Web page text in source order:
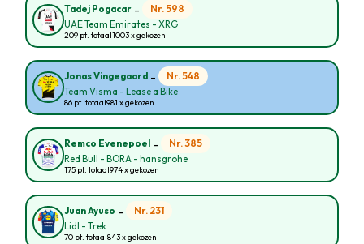
Tadej Pogacar - Nr. 598
UAE Team Emirates - XRG
209 pt. totaal1003 x gekozen
Jonas Vingegaard - Nr. 548
Team Visma - Lease a Bike
86 pt. totaal981 x gekozen
Remco Evenepoel - Nr. 385
Red Bull - BORA - hansgrohe
175 pt. totaal974 x gekozen
Juan Ayuso - Nr. 231
Lidl - Trek
70 pt. totaal843 x gekozen